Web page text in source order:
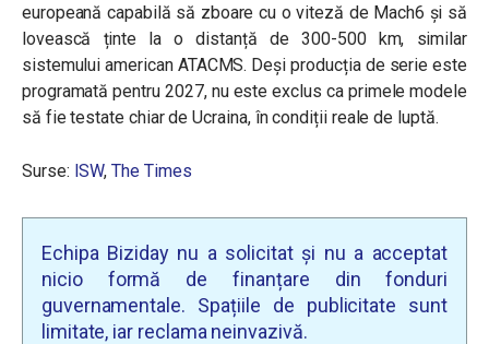
europeană capabilă să zboare cu o viteză de Mach6 și să
lovească ținte la o distanță de 300-500 km, similar
sistemului american ATACMS. Deși producția de serie este
programată pentru 2027, nu este exclus ca primele modele
să fie testate chiar de Ucraina, în condiții reale de luptă.
Surse: ISW,The Times
Echipa Biziday nu a solicitat și nu a acceptat
nicio formă de finanțare din fonduri
guvernamentale. Spațiile de publicitate sunt
limitate, iar reclama neinvazivă.